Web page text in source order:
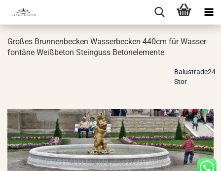
Gro­ßes Brun­nen­be­cken Was­ser­be­cken 440cm für Was­ser­
fon­tä­ne Weiß­be­ton Stein­guss Be­ton­ele­men­te
Balustrade24
Stor